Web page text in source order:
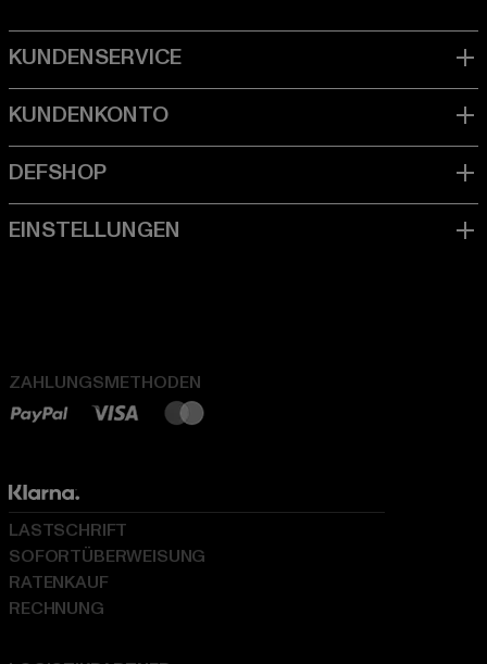
ZAHLUNGSMETHODEN
LASTSCHRIFT
SOFORTÜBERWEISUNG
RATENKAUF
RECHNUNG